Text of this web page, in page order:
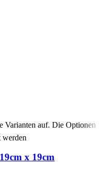
Varianten auf. Die Optionen
werden
x 19cm